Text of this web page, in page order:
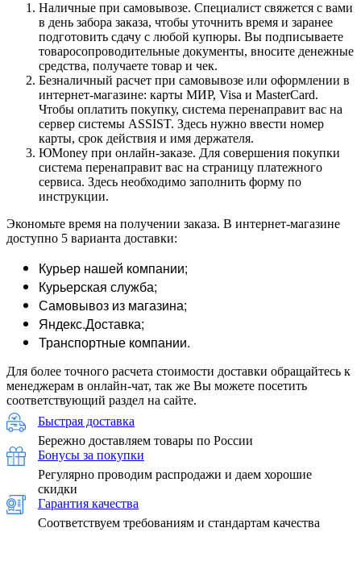
Наличные при самовывозе. Специалист свяжется с вами
в день забора заказа, чтобы уточнить время и заранее
подготовить сдачу с любой купюры. Вы подписываете
товаросопроводительные документы, вносите денежные
средства, получаете товар и чек.
Безналичный расчет при самовывозе или оформлении в
интернет-магазине: карты МИР, Visa и MasterCard.
Чтобы оплатить покупку, система перенаправит вас на
сервер системы ASSIST. Здесь нужно ввести номер
карты, срок действия и имя держателя.
ЮMoney при онлайн-заказе. Для совершения покупки
система перенаправит вас на страницу платежного
сервиса. Здесь необходимо заполнить форму по
инструкции.
Экономьте время на получении заказа. В интернет-магазине
доступно 5 варианта доставки:
Курьер нашей компании;
Курьерская служба;
Самовывоз из магазина;
Яндекс.Доставка;
Транспортные компании.
Для более точного расчета стоимости доставки обращайтесь к
менеджерам в онлайн-чат, так же Вы можете посетить
соответствующий раздел на сайте.
Быстрая доставка
Бережно доставляем товары по России
Бонусы за покупки
Регулярно проводим распродажи и даем хорошие
скидки
Гарантия качества
Соответствуем требованиям и стандартам качества